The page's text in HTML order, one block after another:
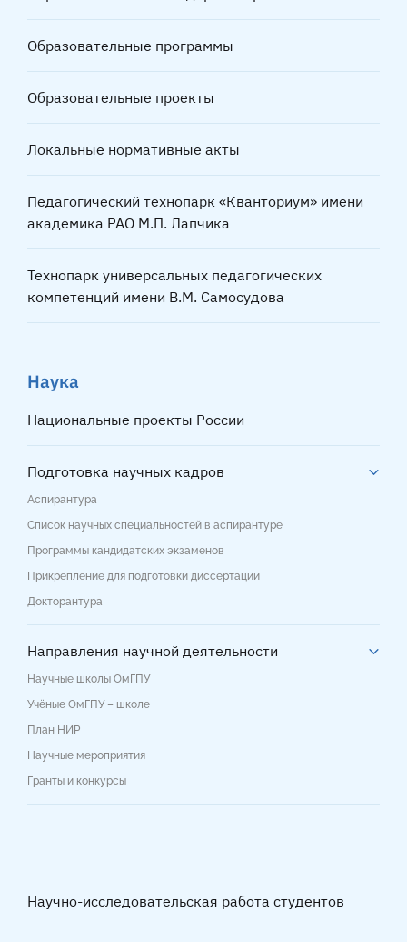
Образовательные программы
Образовательные проекты
Локальные нормативные акты
Педагогический технопарк «Кванториум» имени
академика РАО М.П. Лапчика
Технопарк универсальных педагогических
компетенций имени В.М. Самосудова
Наука
Национальные проекты России
Подготовка научных кадров
Аспирантура
Список научных специальностей в аспирантуре
Программы кандидатских экзаменов
Прикрепление для подготовки диссертации
Докторантура
Направления научной деятельности
Научные школы ОмГПУ
Учёные ОмГПУ – школе
План НИР
Научные мероприятия
Гранты и конкурсы
Научно-исследовательская работа студентов